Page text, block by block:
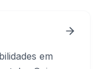
em